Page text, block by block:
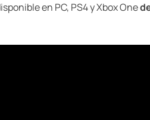
en PC, PS4 y Xbox One